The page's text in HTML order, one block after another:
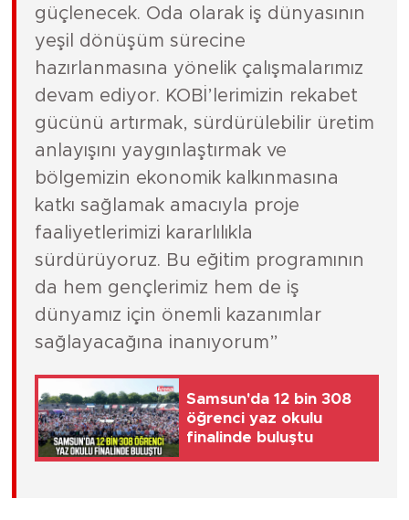
güçlenecek. Oda olarak iş dünyasının
yeşil dönüşüm sürecine
hazırlanmasına yönelik çalışmalarımız
devam ediyor. KOBİ’lerimizin rekabet
gücünü artırmak, sürdürülebilir üretim
anlayışını yaygınlaştırmak ve
bölgemizin ekonomik kalkınmasına
katkı sağlamak amacıyla proje
faaliyetlerimizi kararlılıkla
sürdürüyoruz. Bu eğitim programının
da hem gençlerimiz hem de iş
dünyamız için önemli kazanımlar
sağlayacağına inanıyorum”
Samsun'da 12 bin 308
öğrenci yaz okulu
finalinde buluştu